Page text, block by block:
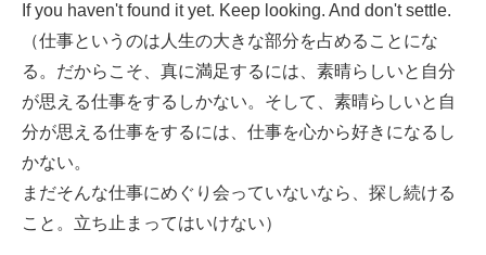
If you haven't found it yet. Keep looking. And don't settle.
（仕事というのは人生の大きな部分を占めることにな
る。だからこそ、真に満足するには、素晴らしいと自分
が思える仕事をするしかない。そして、素晴らしいと自
分が思える仕事をするには、仕事を心から好きになるし
かない。
まだそんな仕事にめぐり会っていないなら、探し続ける
こと。立ち止まってはいけない）